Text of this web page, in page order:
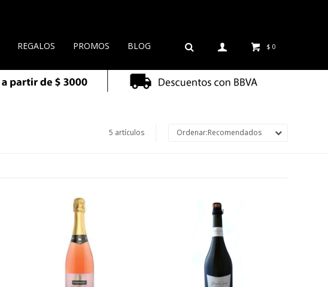
REGALOS PROMOS BLOG $ 0
5 artículos Recomendados